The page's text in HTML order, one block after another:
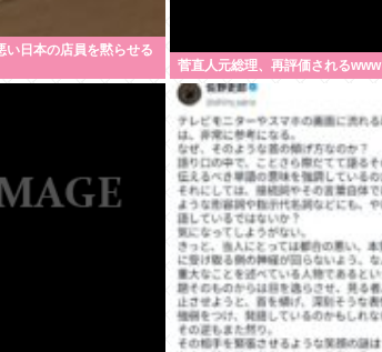
い日本の店員を黙らせる
菅直人元総理、再評価されるwww